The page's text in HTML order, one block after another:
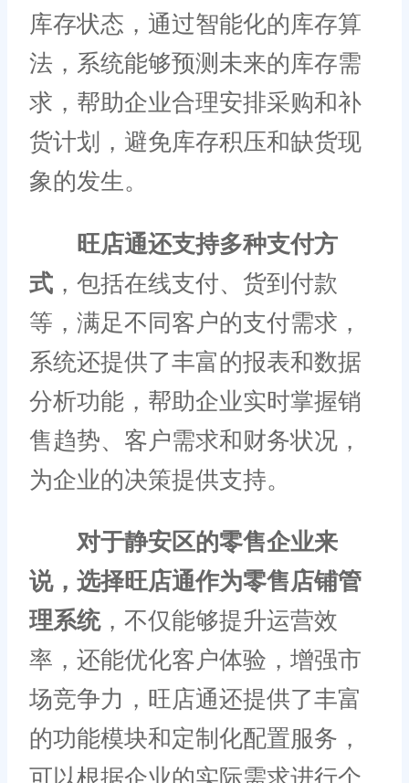
库存状态，通过智能化的库存算
法，系统能够预测未来的库存需
求，帮助企业合理安排采购和补
货计划，避免库存积压和缺货现
象的发生。
旺店通还支持多种支付方
式 ，包括在线支付、货到付款
等，满足不同客户的支付需求，
系统还提供了丰富的报表和数据
分析功能，帮助企业实时掌握销
售趋势、客户需求和财务状况，
为企业的决策提供支持。
对于静安区的零售企业来
说，选择旺店通作为零售店铺管
理系统，不仅能够提升运营效
率，还能优化客户体验，增强市
场竞争力，旺店通还提供了丰富
的功能模块和定制化配置服务，